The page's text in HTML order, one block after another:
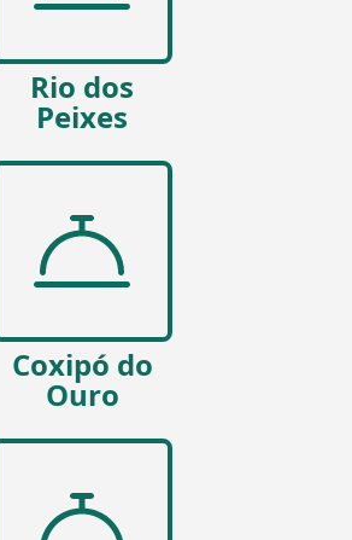
Rio dos
Peixes
Coxipó do
Ouro